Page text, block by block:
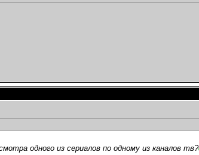
одного из сериалов по одному из каналов тв?